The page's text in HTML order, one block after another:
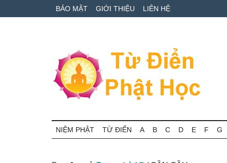
to
to
qua
BẢO MẬT GIỚI THIỆU LIÊN HỆ
Từ
điển
cứu
thuật
NIỆM PHẬT TỪ ĐIỂN A B C D E F G